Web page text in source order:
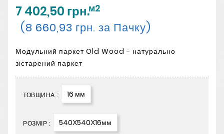
7 402,50 грн.м2
(8 660,93 грн. за Пачку)
Модульний паркет Old Wood - натурально
зістарений паркет
ТОВЩИНА : 16 мм
РОЗМІР : 540Х540Х16мм